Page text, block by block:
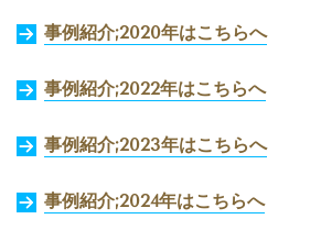
事例紹介;2020年はこちらへ
事例紹介;2022年はこちらへ
事例紹介;2023年はこちらへ
事例紹介;2024年はこちらへ